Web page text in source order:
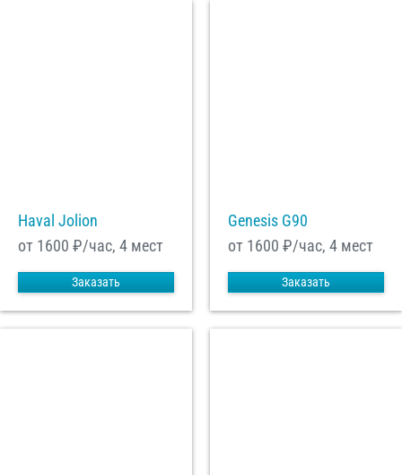
Haval Jolion
от 1600 ₽/час, 4 мест
Заказать
Genesis G90
от 1600 ₽/час, 4 мест
Заказать